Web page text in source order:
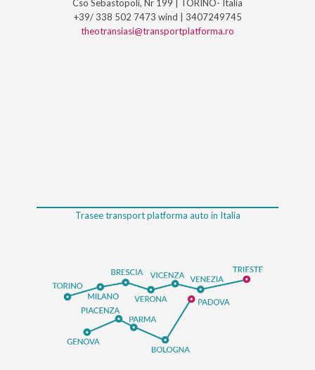
Cso Sebastopoli, Nr 199 | TORINO- Italia
+39/ 338 502 7473 wind | 3407249745
theotransiasi@transportplatforma.ro
Trasee transport platforma auto in Italia